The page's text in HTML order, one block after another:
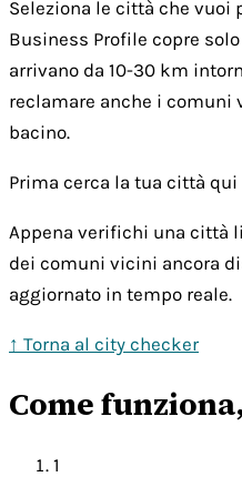
Seleziona le città che vuoi
Business Profile copre
arrivano da 10-30 km
reclamare anche i
bacino.
Prima cerca la tua città qui
Appena verifichi una città
dei comuni vicini ancora
aggiornato in tempo reale.
↑ Torna al city checker
Come
1